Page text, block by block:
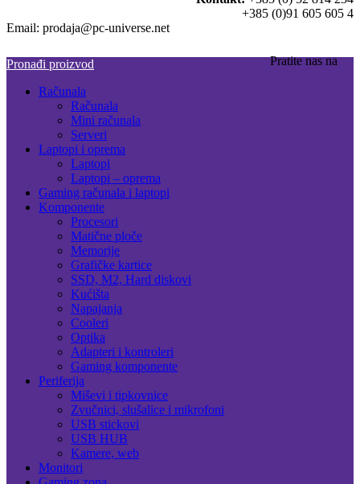
+385 (0)91 605 605 4
Email: prodaja@pc-universe.net
Pratite nas na
Pronađi proizvod
Računala
Računala
Mini računala
Serveri
Laptopi i oprema
Laptopi
Laptopi – oprema
Gaming računala i laptopi
Komponente
Procesori
Matične ploče
Memorije
Grafičke kartice
SSD, M2, Hard diskovi
Kućišta
Napajanja
Cooleri
Optika
Adapteri i kontroleri
Gaming komponente
Periferija
Miševi i tipkovnice
Zvučnici, slušalice i mikrofoni
USB stickovi
USB HUB
Kamere, web
Monitori